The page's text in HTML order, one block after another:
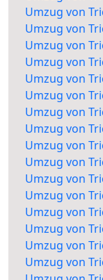
Umzug von
Umzug von
Umzug von
Umzug von
Umzug von
Umzug von
Umzug von
Umzug von
Umzug von
Umzug von
Umzug von
Umzug von
Umzug von
Umzug von
Umzug von
Umzug von